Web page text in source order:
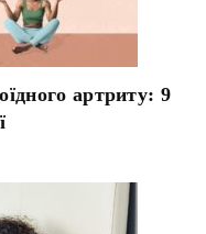
артриту: 9